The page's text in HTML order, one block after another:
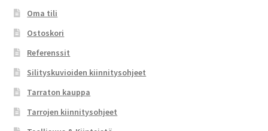
Oma tili
Ostoskori
Referenssit
Silityskuvioiden kiinnitysohjeet
Tarraton kauppa
Tarrojen kiinnitysohjeet